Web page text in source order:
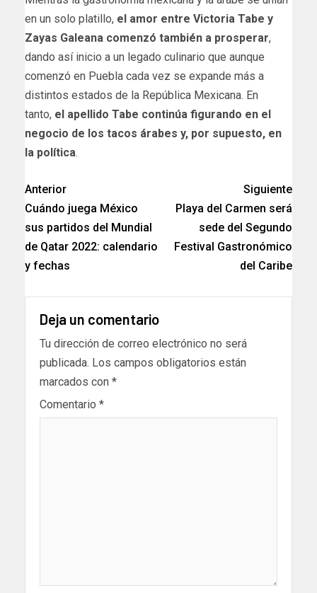
en un solo platillo, el amor entre Victoria Tabe y
Zayas Galeana comenzó también a prosperar,
dando así inicio a un legado culinario que aunque
comenzó en Puebla cada vez se expande más a
distintos estados de la República Mexicana. En
tanto, el apellido Tabe continúa figurando en el
negocio de los tacos árabes y, por supuesto, en
la política.
Anterior
Cuándo juega México
sus partidos del Mundial
de Qatar 2022: calendario
y fechas
Siguiente
Playa del Carmen será
sede del Segundo
Festival Gastronómico
del Caribe
Deja un comentario
Tu dirección de correo electrónico no será
publicada. Los campos obligatorios están
marcados con *
Comentario *